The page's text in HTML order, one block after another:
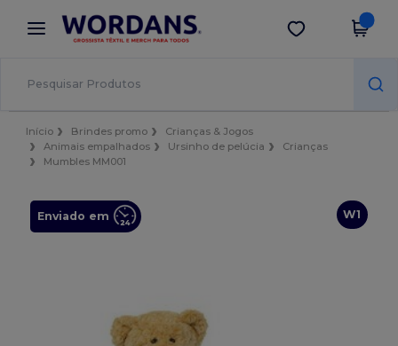
× App Wordans
Melhores preços na app!
Obter app
Início Brindes promo
Crianças & Jogos
Animais empalhados
Ursinho de pelúcia
Crianças
Mumbles MM001
W1
Enviado em